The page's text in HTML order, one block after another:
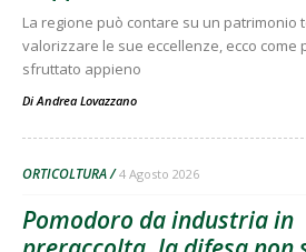
La regione può contare su un patrimonio
valorizzare le sue eccellenze, ecco come
sfruttato appieno
DiAndrea Lovazzano
ORTICOLTURA 4 Agosto 2026
Pomodoro da industria in